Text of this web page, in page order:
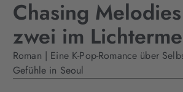
Chasing
zwei im
Roman | Eine K-Pop-Romance über
Gefühle in Seoul